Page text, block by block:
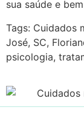
sua saúde e
Tags: Cuidados
José, SC,
psicologia,